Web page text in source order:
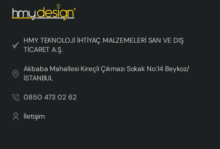
HMY TEKNOLOJİ İHTİYAÇ MALZEMELERİ SAN VE DIŞ
TİCARET A.Ş.
Akbaba Mahallesi Kireçli Çıkmazı Sokak No:14 Beykoz/
İSTANBUL
0850 473 02 62
İletişim